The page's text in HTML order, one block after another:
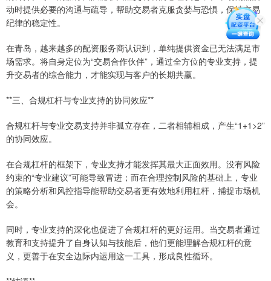
动时提供必要的沟通与疏导，帮助交易者克服贪婪与恐惧，保持交易
纪律的稳定性。
在青岛，越来越多的配资服务商认识到，单纯提供资金已无法满足市
场需求。将自身定位为“交易合作伙伴”，通过全方位的专业支持，提
升交易者的综合能力，才能实现与客户的长期共赢。
**三、合规杠杆与专业支持的协同效应**
合规杠杆与专业交易支持并非孤立存在，二者相辅相成，产生“1+1>2”
的协同效应。
在合规杠杆的框架下，专业支持才能发挥其最大正面效用。没有风险
约束的“专业建议”可能导致冒进；而在合理控制风险的基础上，专业
的策略分析和风控指导能帮助交易者更有效地利用杠杆，捕捉市场机
会。
同时，专业支持的深化也促进了合规杠杆的更好运用。当交易者通过
教育和支持提升了自身认知与技能后，他们更能理解合规杠杆的意
义，更善于在安全边际内运用这一工具，形成良性循环。